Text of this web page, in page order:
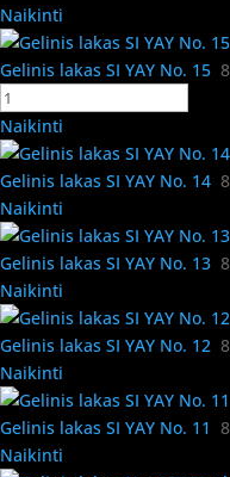
Naikinti
Gelinis lakas SI YAY No. 15
Naikinti
Gelinis lakas SI YAY No. 14
Naikinti
Gelinis lakas SI YAY No. 13
Naikinti
Gelinis lakas SI YAY No. 12
Naikinti
Gelinis lakas SI YAY No. 11
Naikinti